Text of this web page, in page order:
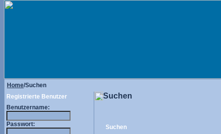
Home/Suchen
Registrierte Benutzer
Benutzername:
Passwort:
Suchen
Suchen